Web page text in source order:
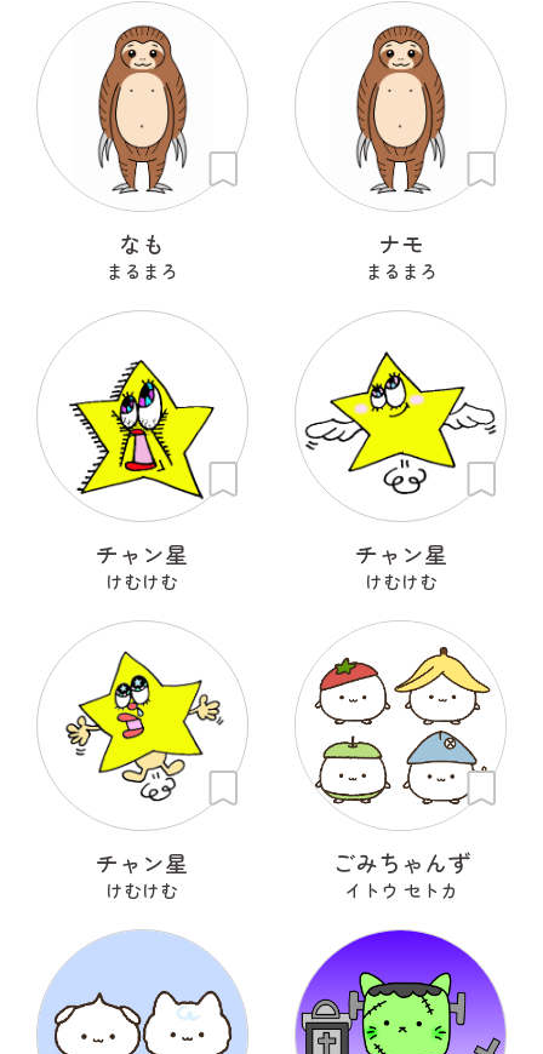
なも
まるまろ
ナモ
まるまろ
チャン星
けむけむ
チャン星
けむけむ
チャン星
けむけむ
ごみちゃんず
イトウ セトカ